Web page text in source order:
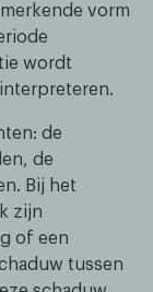
vorm
wordt
de
de
Bij het
zijn
of een
tussen